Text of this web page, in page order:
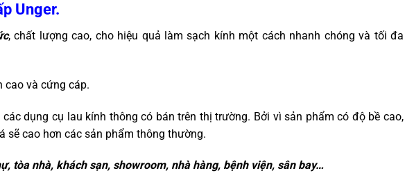
Unger.
, chất lượng cao, cho hiệu quả làm sạch kính một cách nhanh chóng và tối đa
cao và cứng cáp.
dụng cụ lau kính thông có bán trên thị trường. Bởi vì sản phẩm có độ bề cao,
sẽ cao hơn các sản phẩm thông thường.
tòa nhà, khách sạn, showroom, nhà hàng, bệnh viện, sân bay…